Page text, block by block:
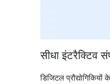
सीधा इंटरैक्टिव
डिजिटल